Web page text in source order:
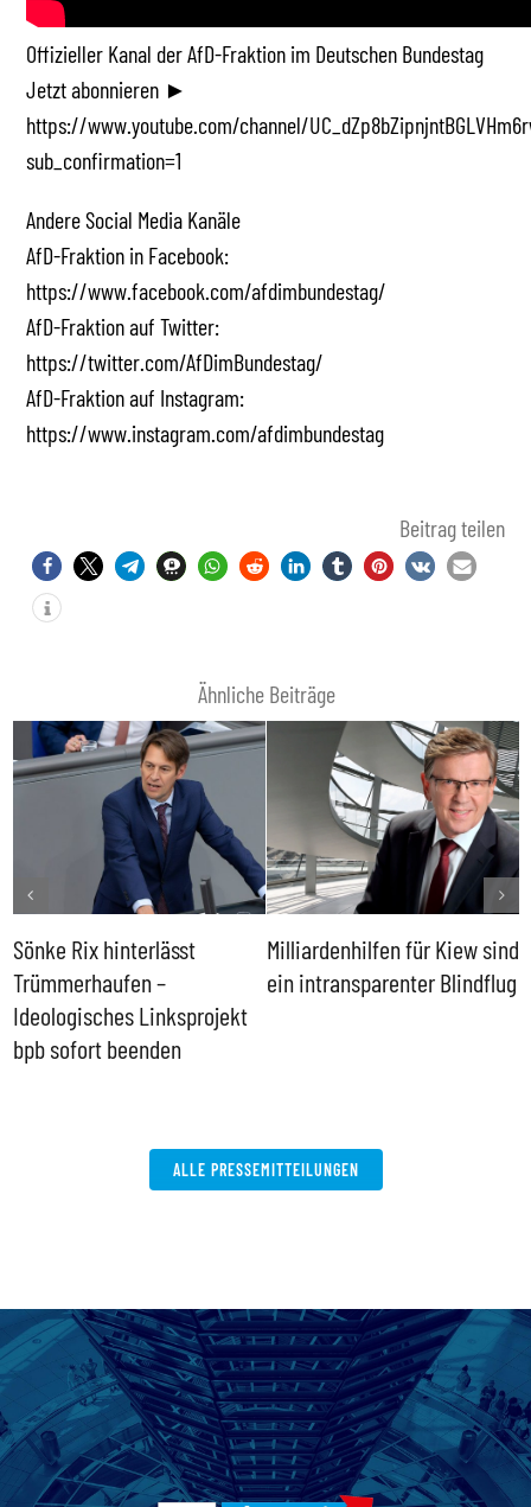
Offizieller Kanal der AfD-Fraktion im Deutschen Bundestag
Jetzt abonnieren ►
https://www.youtube.com/channel/
sub_confirmation=1
Andere Social Media Kanäle
AfD-Fraktion in Facebook:
https://www.facebook.com/afdimbundestag/
AfD-Fraktion auf Twitter:
https://twitter.com/AfDimBundestag/
AfD-Fraktion auf Instagram:
https://www.instagram.com/afdimbundestag
Beitrag teilen
Ähnliche Beiträge
Sönke Rix hinterlässt
Trümmerhaufen –
Ideologisches Linksprojekt
bpb sofort beenden
Milliardenhilfen für Kiew sind
ein intransparenter Blindflug
ALLE PRESSEMITTEILUNGEN